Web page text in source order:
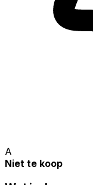
A
Niet te koop